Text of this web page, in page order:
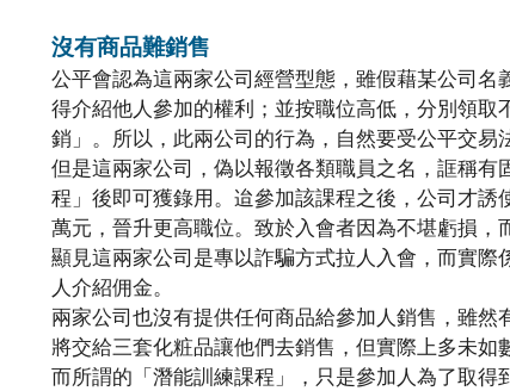
沒有商品難銷售
公平會認為這兩家公司經營型態，雖假藉某公司
得介紹他人參加的權利；並按職位高低，分別領
銷」。所以，此兩公司的行為，自然要受公平交易
但是這兩家公司，偽以報徵各類職員之名，誆稱
程」後即可獲錄用。迨參加該課程之後，公司才
萬元，晉升更高職位。致於入會者因為不堪虧損，
顯見這兩家公司是專以詐騙方式拉人入會，而實
人介紹佣金。
兩家公司也沒有提供任何商品給參加人銷售，雖
將交給三套化粧品讓他們去銷售，但實際上多未如
而所謂的「潛能訓練課程」，只是參加人為了取得